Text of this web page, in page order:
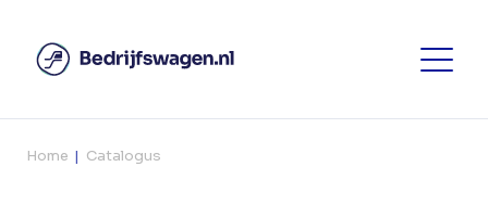
Home Catalogus